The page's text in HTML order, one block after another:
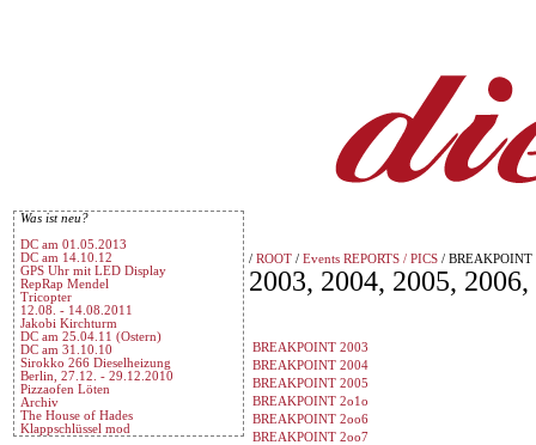
Was ist neu?
DC am 01.05.2013
DC am 14.10.12
GPS Uhr mit LED Display
RepRap Mendel
Tricopter
12.08. - 14.08.2011
Jakobi Kirchturm
DC am 25.04.11 (Ostern)
DC am 31.10.10
Sirokko 266 Dieselheizung
Berlin, 27.12. - 29.12.2010
Pizzaofen Löten
Archiv
The House of Hades
Klappschlüssel mod
/ ROOT / Events REPORTS / PICS / BREAKPOINT
2003, 2004, 2005,
BREAKPOINT 2003
BREAKPOINT 2004
BREAKPOINT 2005
BREAKPOINT 2o1o
BREAKPOINT 2oo6
BREAKPOINT 2oo7